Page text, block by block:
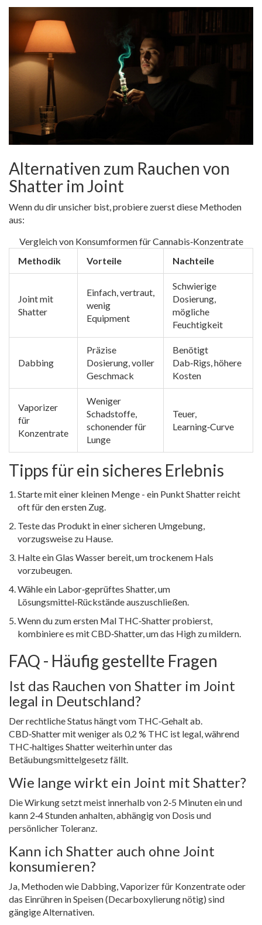
Alternativen zum Rauchen von
Shatter im Joint
Wenn du dir unsicher bist, probiere zuerst diese Methoden
aus:
Vergleich von Konsumformen für Cannabis‑Konzentrate
Methodik
Vorteile Nachteile
Joint mit
Shatter
Einfach, vertraut,
wenig
Equipment
Schwierige
Dosierung,
mögliche
Feuchtigkeit
Dabbing
Präzise
Dosierung, voller
Geschmack
Benötigt
Dab‑Rigs, höhere
Kosten
Vaporizer
für
Konzentrate
Weniger
Schadstoffe,
schonender für
Lunge
Teuer,
Learning‑Curve
Tipps für ein sicheres Erlebnis
Starte mit einer kleinen Menge - ein Punkt Shatter reicht
oft für den ersten Zug.
Teste das Produkt in einer sicheren Umgebung,
vorzugsweise zu Hause.
Halte ein Glas Wasser bereit, um trockenem Hals
vorzubeugen.
Wähle ein Labor‑geprüftes Shatter, um
Lösungsmittel‑Rückstände auszuschließen.
Wenn du zum ersten Mal THC‑Shatter probierst,
kombiniere es mit CBD‑Shatter, um das High zu mildern.
FAQ - Häufig gestellte Fragen
Ist das Rauchen von Shatter im Joint
legal in Deutschland?
Der rechtliche Status hängt vom THC‑Gehalt ab.
CBD‑Shatter mit weniger als 0,2 % THC ist legal, während
THC‑haltiges Shatter weiterhin unter das
Betäubungsmittelgesetz fällt.
Wie lange wirkt ein Joint mit Shatter?
Die Wirkung setzt meist innerhalb von 2‑5 Minuten ein und
kann 2‑4 Stunden anhalten, abhängig von Dosis und
persönlicher Toleranz.
Kann ich Shatter auch ohne Joint
konsumieren?
Ja, Methoden wie Dabbing, Vaporizer für Konzentrate oder
das Einrühren in Speisen (Decarboxylierung nötig) sind
gängige Alternativen.